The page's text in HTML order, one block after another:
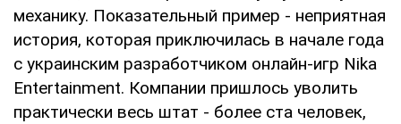
механику. Показательный пример - неприятная
история, которая приключилась в начале года
с украинским разработчиком онлайн-игр Nika
Entertainment. Компании пришлось уволить
практически весь штат - более ста человек,